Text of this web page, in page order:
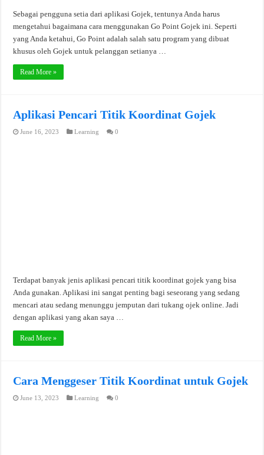
Sebagai pengguna setia dari aplikasi Gojek, tentunya Anda harus
mengetahui bagaimana cara menggunakan Go Point Gojek ini. Seperti
yang Anda ketahui, Go Point adalah salah satu program yang dibuat
khusus oleh Gojek untuk pelanggan setianya …
Read More »
Aplikasi Pencari Titik Koordinat Gojek
June 16, 2023 Learning 0
Terdapat banyak jenis aplikasi pencari titik koordinat gojek yang bisa
Anda gunakan. Aplikasi ini sangat penting bagi seseorang yang sedang
mencari atau sedang menunggu jemputan dari tukang ojek online. Jadi
dengan aplikasi yang akan saya …
Read More »
Cara Menggeser Titik Koordinat untuk Gojek
June 13, 2023 Learning 0